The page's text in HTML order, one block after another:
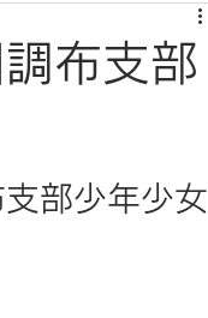
布支部
部少年少女